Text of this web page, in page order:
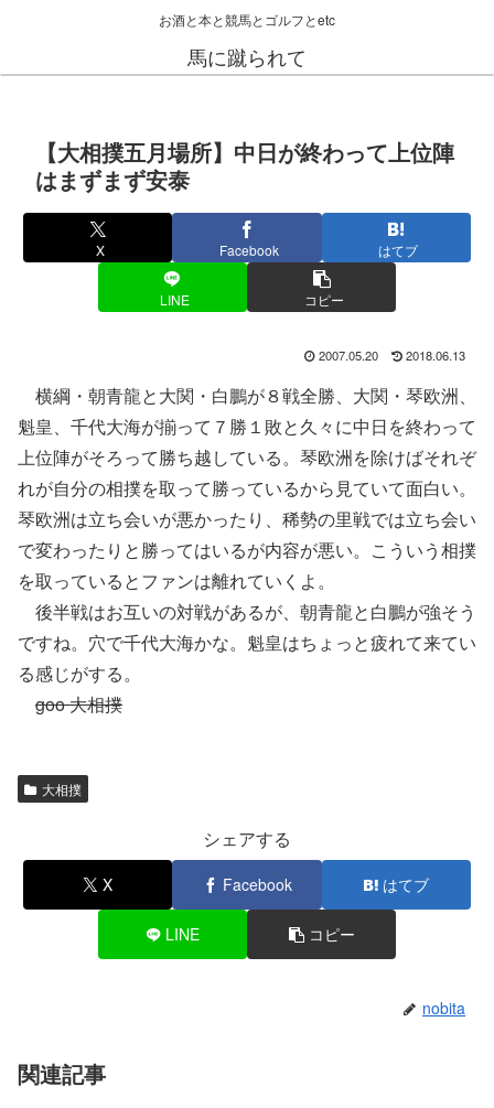
お酒と本と競馬とゴルフとetc
馬に蹴られて
【大相撲五月場所】中日が終わって上位陣
はまずまず安泰
X Facebook はてブ
LINE コピー
2007.05.20 2018.06.13
横綱・朝青龍と大関・白鵬が８戦全勝、大関・琴欧洲、
魁皇、千代大海が揃って７勝１敗と久々に中日を終わって
上位陣がそろって勝ち越している。琴欧洲を除けばそれぞ
れが自分の相撲を取って勝っているから見ていて面白い。
琴欧洲は立ち会いが悪かったり、稀勢の里戦では立ち会い
で変わったりと勝ってはいるが内容が悪い。こういう相撲
を取っているとファンは離れていくよ。
後半戦はお互いの対戦があるが、朝青龍と白鵬が強そう
ですね。穴で千代大海かな。魁皇はちょっと疲れて来てい
る感じがする。
goo 大相撲
大相撲
シェアする
X Facebook はてブ
LINE コピー
nobita
関連記事